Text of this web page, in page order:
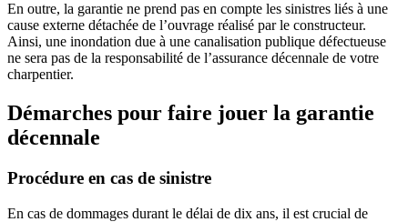
En outre, la garantie ne prend pas en compte les sinistres liés à une
cause externe détachée de l’ouvrage réalisé par le constructeur.
Ainsi, une inondation due à une canalisation publique défectueuse
ne sera pas de la responsabilité de l’assurance décennale de votre
charpentier.
Démarches pour faire jouer la garantie
décennale
Procédure en cas de sinistre
En cas de dommages durant le délai de dix ans, il est crucial de